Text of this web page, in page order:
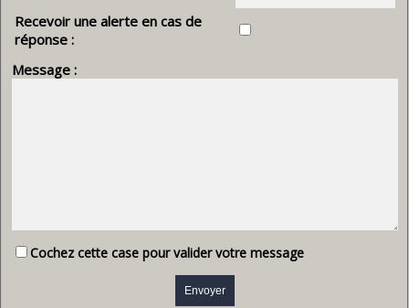
Recevoir une alerte en cas de
réponse :
Message :
Cochez cette case pour valider votre message